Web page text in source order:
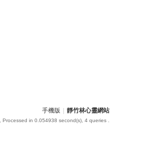
手機版 靜竹林心靈網站
, Processed in 0.054938 second(s), 4 queries .